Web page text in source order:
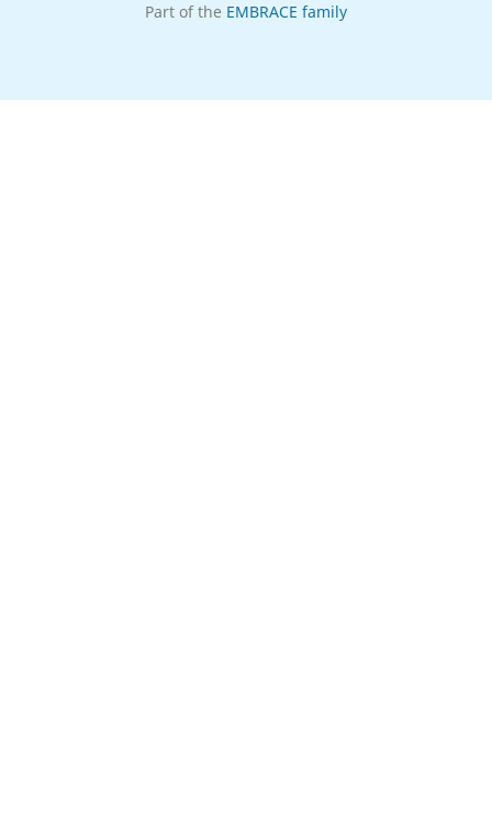
Part of the EMBRACE family